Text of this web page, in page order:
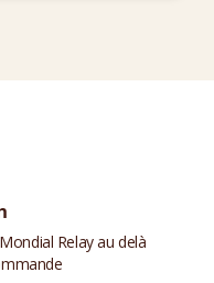
Relay au delà